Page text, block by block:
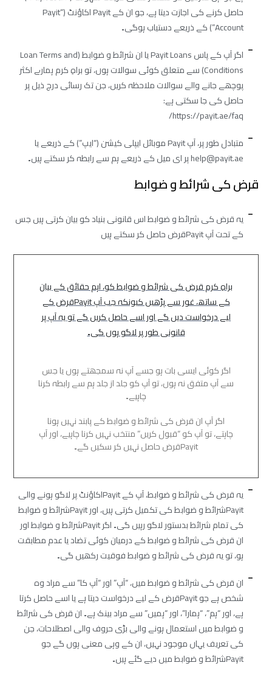
حاصل کرنے کی اجازت دیتا ہے، جو ان کے Payit اکاؤنٹ (“Payit
Account”) کے ذریعے دستیاب ہوگی۔
اگر آپ کے پاس Payit Loans یا ان شرائط و ضوابط (Loan Terms and
Conditions) سے متعلق کوئی سوالات ہوں، تو براہِ کرم ہمارے اکثر
پوچھے جانے والے سوالات ملاحظہ کریں، جن تک رسائی درج ذیل پر
حاصل کی جا سکتی ہے:
https://payit.ae/faq/
متبادل طور پر، آپ Payit موبائل ایپلی کیشن (“ایپ”) کے ذریعے یا
help@payit.ae پر ای میل کے ذریعے ہم سے رابطہ کر سکتے ہیں۔
قرض کی شرائط و ضوابط
یہ قرض کی شرائط و ضوابط اس قانونی بنیاد کو بیان کرتی ہیں جس
کے تحت آپ Payitقرض حاصل کر سکتے ہیں
براہِ کرم قرض کی شرائط و ضوابط کو، اہم حقائق کے بیان
کے ساتھ، غور سے پڑھیں کیونکہ جب آپ Payitقرض کے
لیے درخواست دیں گے اور اسے حاصل کریں گے تو یہ آپ پر
قانونی طور پر لاگو ہوں گی۔
اگر کوئی ایسی بات ہو جسے آپ نہ سمجھتے ہوں یا جس
سے آپ متفق نہ ہوں، تو آپ کو جلد از جلد ہم سے رابطہ کرنا
چاہیے۔
اگر آپ ان قرض کی شرائط و ضوابط کے پابند نہیں ہونا
چاہتے، تو آپ کو “قبول کریں” منتخب نہیں کرنا چاہیے، اور آپ
Payitقرض حاصل نہیں کر سکیں گے۔
یہ قرض کی شرائط و ضوابط، آپ کے Payitاکاؤنٹ پر لاگو ہونے والی
Payitشرائط و ضوابط کی تکمیل کرتی ہیں، اور Payitشرائط و ضوابط
کی تمام شرائط بدستور لاگو رہیں گی۔ اگر Payitشرائط و ضوابط اور
ان قرض کی شرائط و ضوابط کے درمیان کوئی تضاد یا عدم مطابقت
ہو، تو یہ قرض کی شرائط و ضوابط فوقیت رکھیں گی۔
ان قرض کی شرائط و ضوابط میں، “آپ” اور “آپ کا” سے مراد وہ
شخص ہے جو Payitقرض کے لیے درخواست دیتا ہے یا اسے حاصل کرتا
ہے، اور “ہم”، “ہمارا”، اور “ہمیں” سے مراد بینک ہے۔ ان قرض کی شرائط
و ضوابط میں استعمال ہونے والی بڑی حروف والی اصطلاحات، جن
کی تعریف یہاں موجود نہیں، ان کے وہی معنی ہوں گے جو
Payitشرائط و ضوابط میں دیے گئے ہیں۔